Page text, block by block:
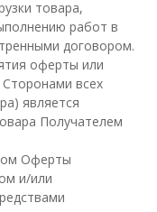
товара,
работ в
договором.
оферты или
всех
является
Получателем
Оферты
и/или